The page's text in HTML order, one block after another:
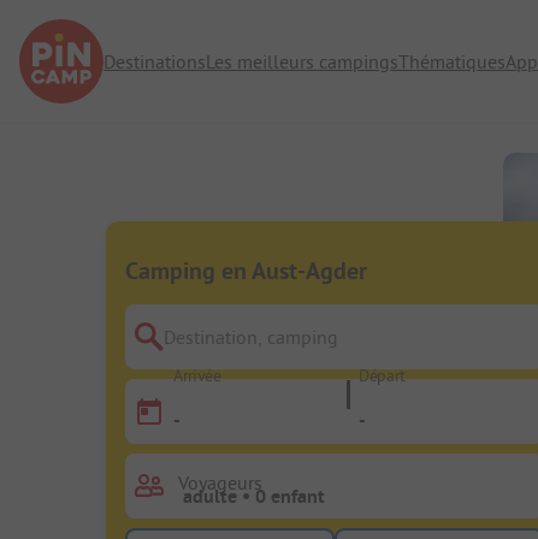
DestinationsLes meilleurs campingsThématiquesApp
Camping en Aust-Agder
Destination, camping
Arrivée
-
Départ
-
Voyageurs